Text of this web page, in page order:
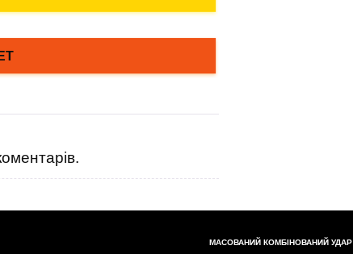
МАСОВАНИЙ КОМБІНОВАНИЙ УДАР